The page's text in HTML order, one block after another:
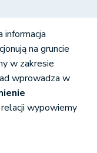
informacja
na gruncie
w zakresie
wprowadza w
wypowiemy